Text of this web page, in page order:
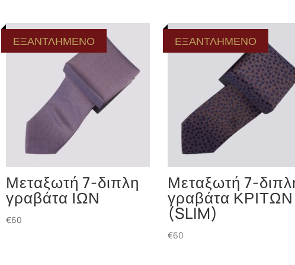
ΕΞΑΝΤΛΗΜΕΝΟ
Μεταξωτή 7-διπλη
γραβάτα ΙΩΝ
€60
ΕΞΑΝΤΛΗΜΕΝΟ
Μεταξωτή 7-
γραβάτα ΚΡΙΤΩΝ
(SLIM)
€60